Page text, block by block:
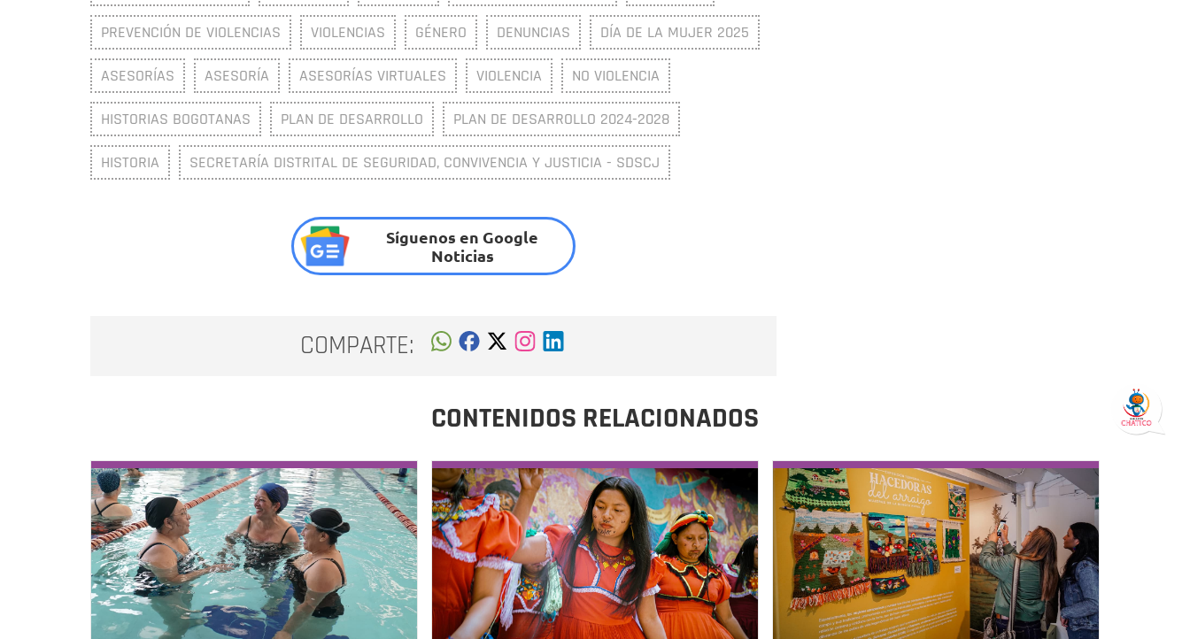
PREVENCIÓN DE VIOLENCIAS VIOLENCIAS GÉNERO DENUNCIAS DÍA DE LA MUJER 2025
ASESORÍAS ASESORÍA ASESORÍAS VIRTUALES VIOLENCIA NO VIOLENCIA
HISTORIAS BOGOTANAS PLAN DE DESARROLLO PLAN DE DESARROLLO 2024-2028
HISTORIA SECRETARÍA DISTRITAL DE SEGURIDAD, CONVIVENCIA Y JUSTICIA - SDSCJ
Síguenos en Google
Noticias
COMPARTE:
CONTENIDOS RELACIONADOS